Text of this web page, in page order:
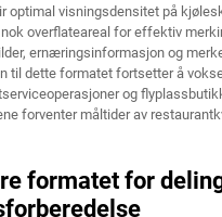
optimal visningsdensitet på
overflateareal for effektiv
ernæringsinformasjon og
til dette formatet fortsetter å
og
forventer måltider av
formatet for